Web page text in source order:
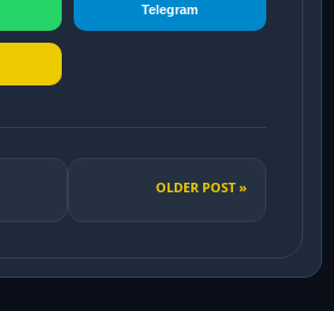
Telegram
OLDER POST »